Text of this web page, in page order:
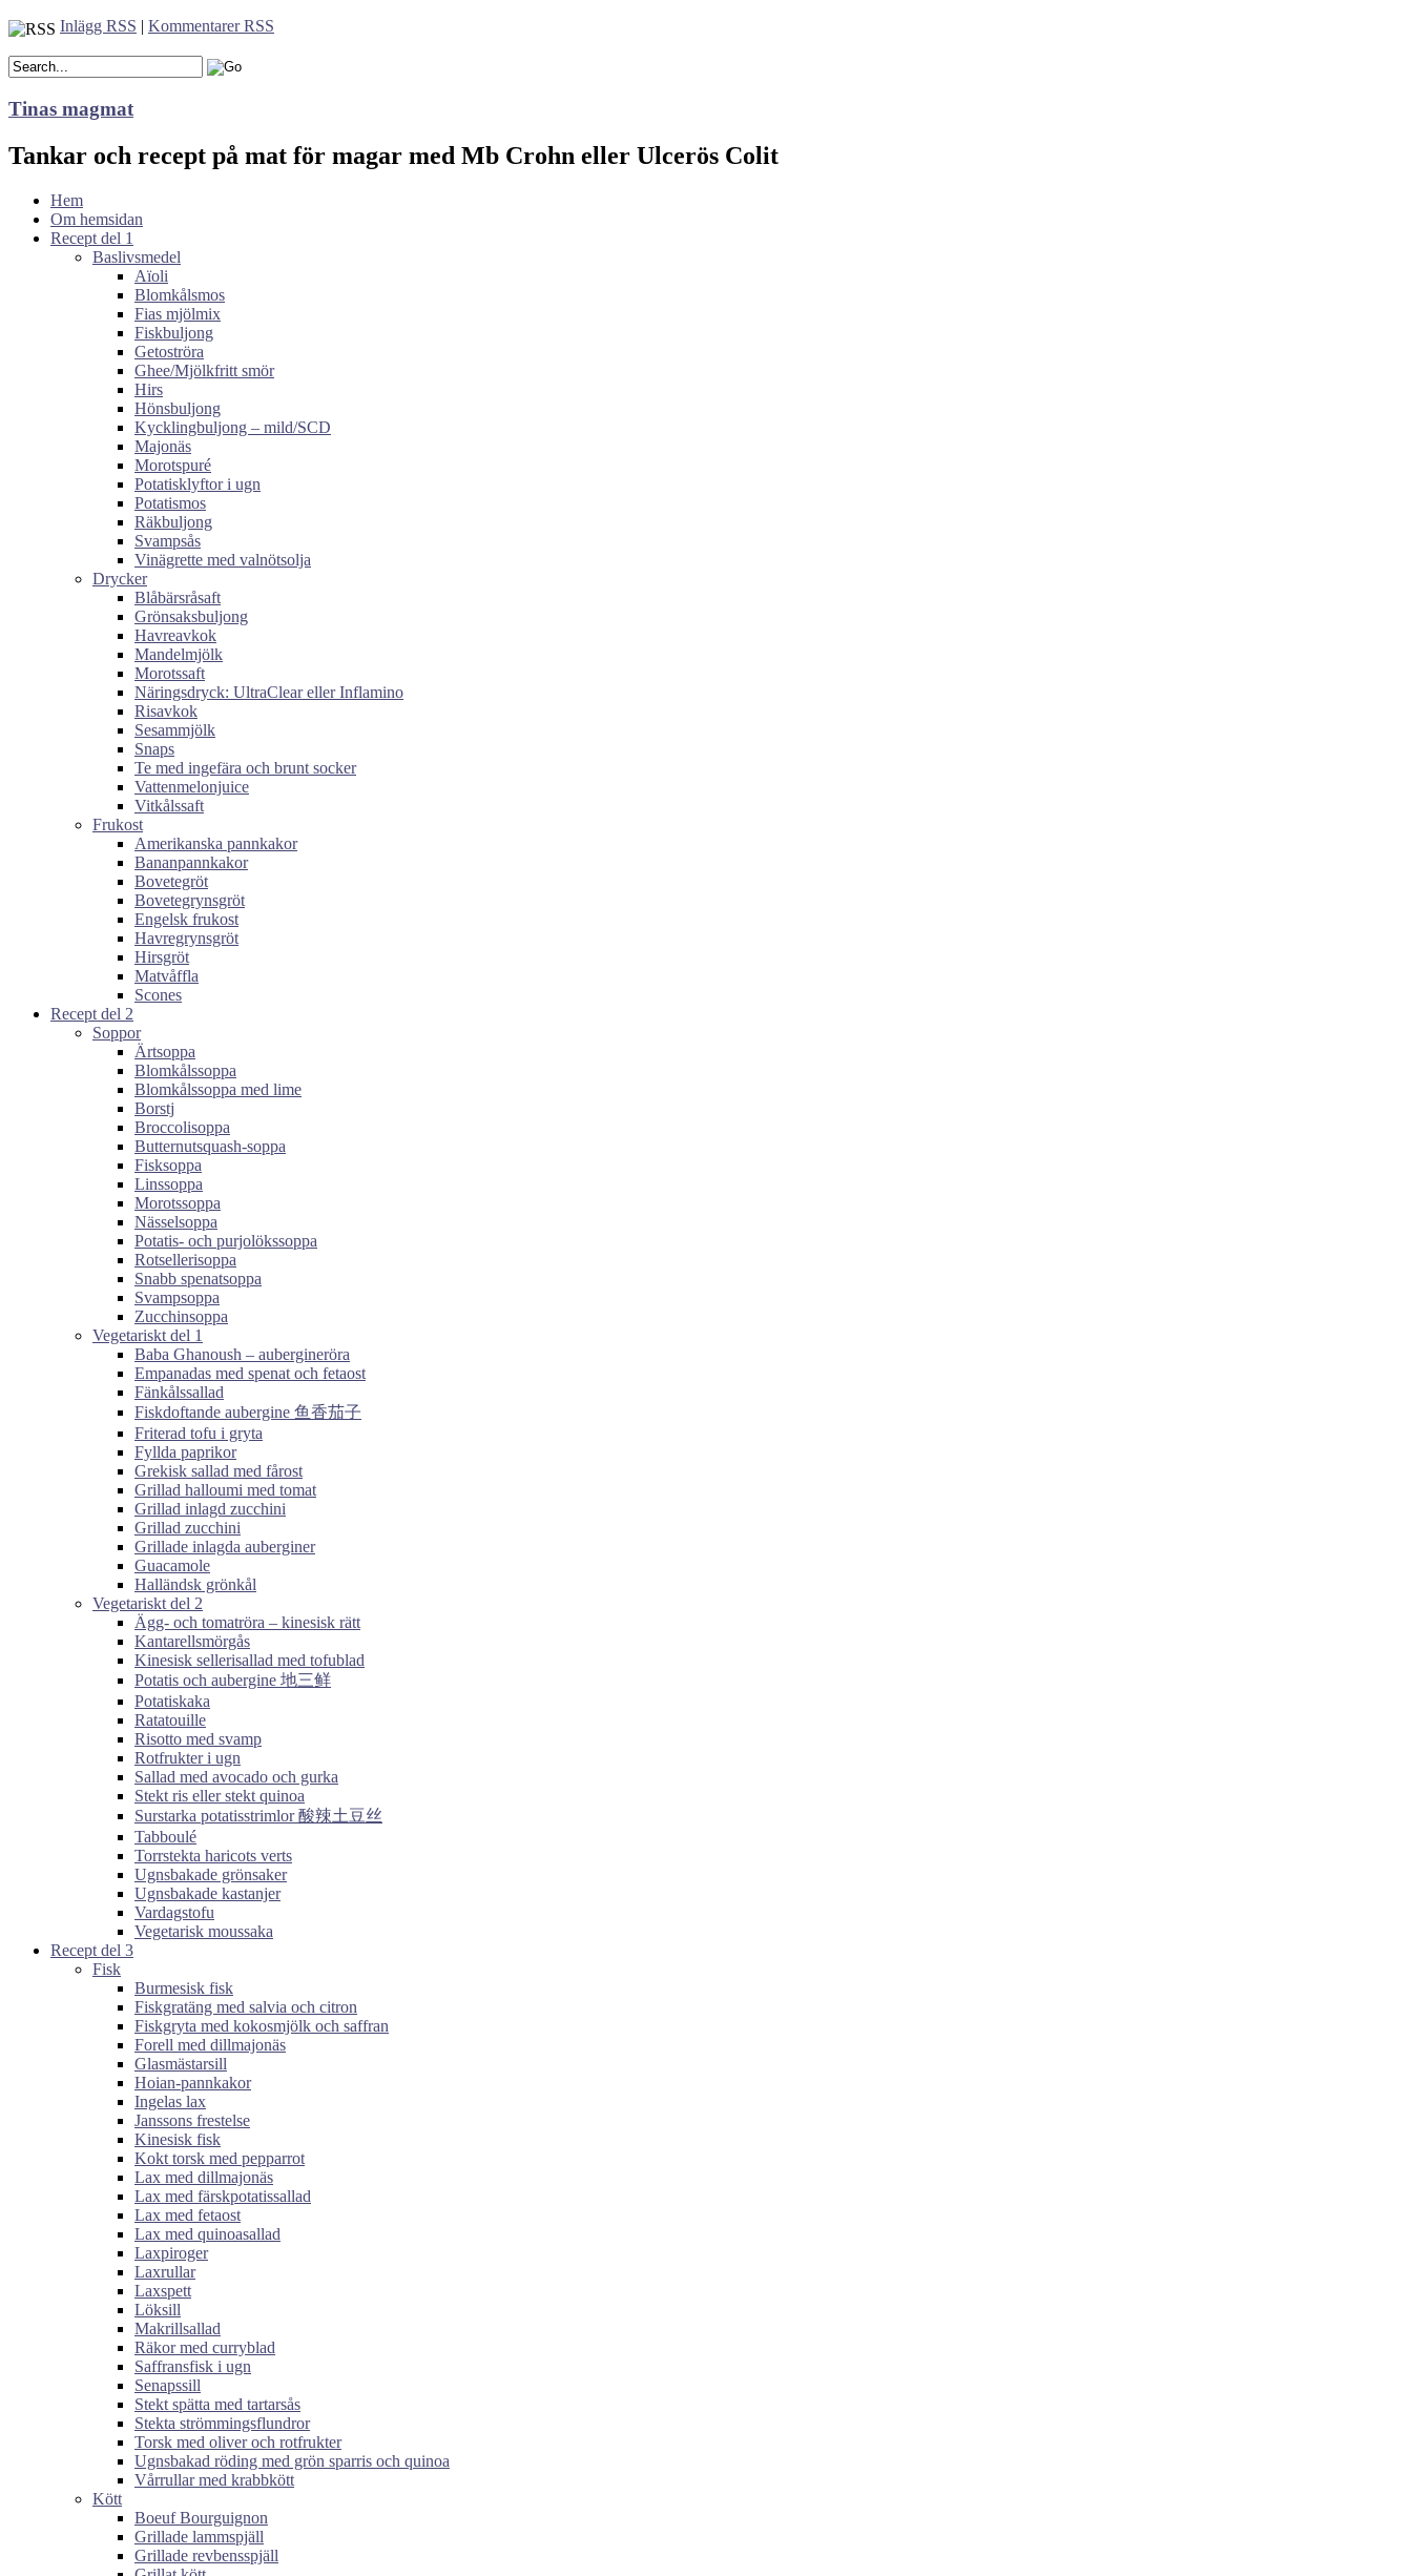
Inlägg RSS | Kommentarer RSS
Tinas magmat
Tankar och recept på mat för magar med Mb Crohn eller Ulcerös Colit
Hem
Om hemsidan
Recept del 1
Baslivsmedel
Aïoli
Blomkålsmos
Fias mjölmix
Fiskbuljong
Getoströra
Ghee/Mjölkfritt smör
Hirs
Hönsbuljong
Kycklingbuljong – mild/SCD
Majonäs
Morotspuré
Potatisklyftor i ugn
Potatismos
Räkbuljong
Svampsås
Vinägrette med valnötsolja
Drycker
Blåbärsråsaft
Grönsaksbuljong
Havreavkok
Mandelmjölk
Morotssaft
Näringsdryck: UltraClear eller Inflamino
Risavkok
Sesammjölk
Snaps
Te med ingefära och brunt socker
Vattenmelonjuice
Vitkålssaft
Frukost
Amerikanska pannkakor
Bananpannkakor
Bovetegröt
Bovetegrynsgröt
Engelsk frukost
Havregrynsgröt
Hirsgröt
Matvåffla
Scones
Recept del 2
Soppor
Ärtsoppa
Blomkålssoppa
Blomkålssoppa med lime
Borstj
Broccolisoppa
Butternutsquash-soppa
Fisksoppa
Linssoppa
Morotssoppa
Nässelsoppa
Potatis- och purjolökssoppa
Rotsellerisoppa
Snabb spenatsoppa
Svampsoppa
Zucchinsoppa
Vegetariskt del 1
Baba Ghanoush – aubergineröra
Empanadas med spenat och fetaost
Fänkålssallad
Fiskdoftande aubergine 鱼香茄子
Friterad tofu i gryta
Fyllda paprikor
Grekisk sallad med fårost
Grillad halloumi med tomat
Grillad inlagd zucchini
Grillad zucchini
Grillade inlagda auberginer
Guacamole
Halländsk grönkål
Vegetariskt del 2
Ägg- och tomatröra – kinesisk rätt
Kantarellsmörgås
Kinesisk sellerisallad med tofublad
Potatis och aubergine 地三鲜
Potatiskaka
Ratatouille
Risotto med svamp
Rotfrukter i ugn
Sallad med avocado och gurka
Stekt ris eller stekt quinoa
Surstarka potatisstrimlor 酸辣土豆丝
Tabboulé
Torrstekta haricots verts
Ugnsbakade grönsaker
Ugnsbakade kastanjer
Vardagstofu
Vegetarisk moussaka
Recept del 3
Fisk
Burmesisk fisk
Fiskgratäng med salvia och citron
Fiskgryta med kokosmjölk och saffran
Forell med dillmajonäs
Glasmästarsill
Hoian-pannkakor
Ingelas lax
Janssons frestelse
Kinesisk fisk
Kokt torsk med pepparrot
Lax med dillmajonäs
Lax med färskpotatissallad
Lax med fetaost
Lax med quinoasallad
Laxpiroger
Laxrullar
Laxspett
Löksill
Makrillsallad
Räkor med curryblad
Saffransfisk i ugn
Senapssill
Stekt spätta med tartarsås
Stekta strömmingsflundror
Torsk med oliver och rotfrukter
Ugnsbakad röding med grön sparris och quinoa
Vårrullar med krabbkött
Kött
Boeuf Bourguignon
Grillade lammspjäll
Grillade revbensspjäll